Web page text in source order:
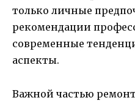
только личные
рекомендации
современные
аспекты.
Важной частью